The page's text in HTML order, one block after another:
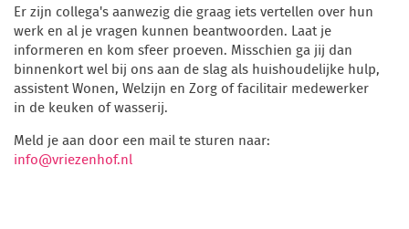
Er zijn collega's aanwezig die graag iets vertellen over hun
werk en al je vragen kunnen beantwoorden. Laat je
informeren en kom sfeer proeven. Misschien ga jij dan
binnenkort wel bij ons aan de slag als huishoudelijke hulp,
assistent Wonen, Welzijn en Zorg of facilitair medewerker
in de keuken of wasserij.
Meld je aan door een mail te sturen naar:
info@vriezenhof.nl